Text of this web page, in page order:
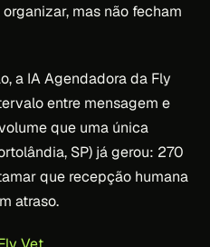
mas não fecham
a IA Agendadora da Fly
entre mensagem e
que uma única
SP) já gerou: 270
que recepção humana
atraso.